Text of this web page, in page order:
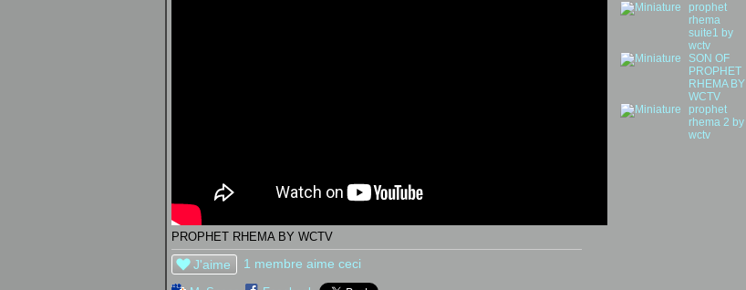
PROPHET RHEMA BY WCTV
J'aime 1 membre aime ceci
prophet
rhema
suite1 by
wctv
SON OF
PROPHET
RHEMA BY
WCTV
prophet
rhema 2 by
wctv